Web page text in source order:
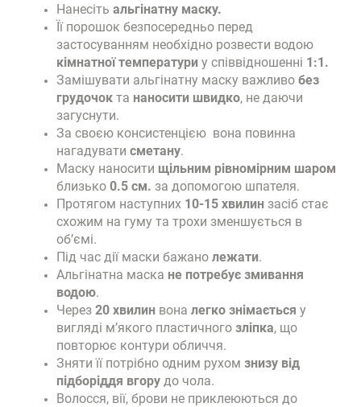
Нанесіть альгінатну маску.
Її порошок безпосередньо перед
застосуванням необхідно розвести водою
кімнатної температури у співвідношенні 1:1.
Замішувати альгінатну маску важливо без
грудочок та наносити швидко, не даючи
загуснути.
За своєю консистенцією вона повинна
нагадувати сметану.
Маску наносити щільним рівномірним шаром
близько 0.5 см. за допомогою шпателя.
Протягом наступних 10-15 хвилин засіб стає
схожим на гуму та трохи зменшується в
об’ємі.
Під час дії маски бажано лежати.
Альгінатна маска не потребує змивання
водою.
Через 20 хвилин вона легко знімається у
вигляді м’якого пластичного зліпка, що
повторює контури обличчя.
Зняти її потрібно одним рухом знизу від
підборіддя вгору до чола.
Волосся, вії, брови не приклеюються до